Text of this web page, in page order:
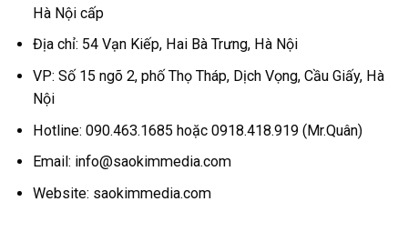
Hà Nội cấp
Địa chỉ: 54 Vạn Kiếp, Hai Bà Trưng, Hà Nội
VP: Số 15 ngõ 2, phố Thọ Tháp, Dịch Vọng, Cầu Giấy, Hà
Nội
Hotline: 090.463.1685 hoặc 0918.418.919 (Mr.Quân)
Email: info@saokimmedia.com
Website: saokimmedia.com